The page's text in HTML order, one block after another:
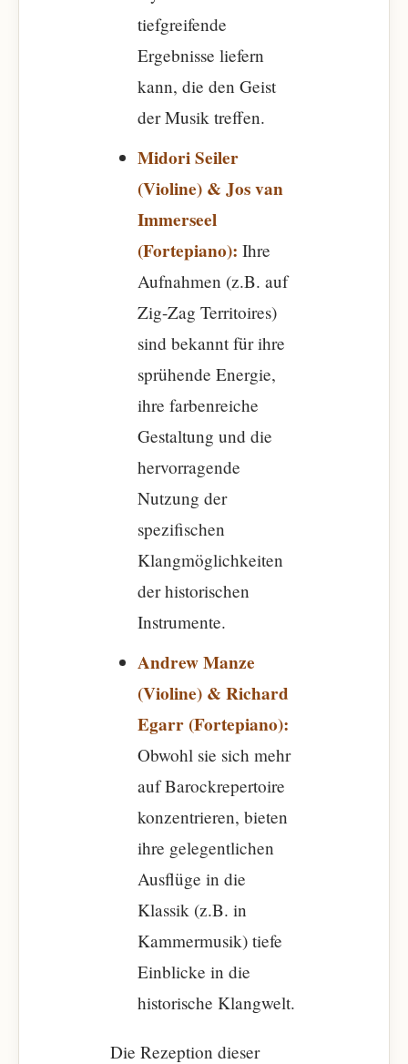
tiefgreifende
Ergebnisse liefern
kann, die den Geist
der Musik treffen.
Midori Seiler
(Violine) & Jos van
Immerseel
(Fortepiano): Ihre
Aufnahmen (z.B. auf
Zig-Zag Territoires)
sind bekannt für ihre
sprühende Energie,
ihre farbenreiche
Gestaltung und die
hervorragende
Nutzung der
spezifischen
Klangmöglichkeiten
der historischen
Instrumente.
Andrew Manze
(Violine) & Richard
Egarr (Fortepiano):
Obwohl sie sich mehr
auf Barockrepertoire
konzentrieren, bieten
ihre gelegentlichen
Ausflüge in die
Klassik (z.B. in
Kammermusik) tiefe
Einblicke in die
historische Klangwelt.
Die Rezeption dieser